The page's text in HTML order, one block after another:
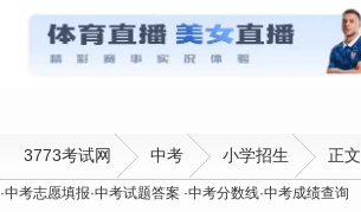
小学招生
3773考试网 中考 小学招生 正文
·中考志愿填报·中考试题答案 ·中考分数线·中考成绩查询